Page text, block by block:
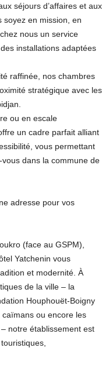
séjours d’affaires et aux
soyez en mission, en
nous un service
installations adaptées
raffinée, nos chambres
stratégique avec les
ou en escale
un cadre parfait alliant
vous permettant
dans la commune de
adresse pour vos
(face au GSPM),
Yatchenin vous
et modernité. À
de la ville – la
Houphouët-Boigny
ou encore les
notre établissement est